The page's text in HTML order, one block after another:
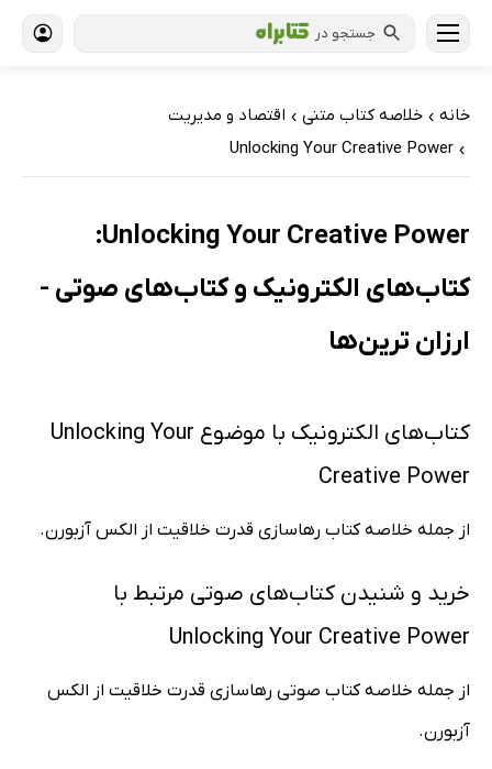
جستجو در
خانه › خلاصه کتاب متنی › اقتصاد و مدیریت
›
Unlocking Your Creative Power
Unlocking Your Creative Power:
کتاب‌های الکترونیک و کتاب‌های صوتی -
ارزان ترین‌ها
کتاب‌های الکترونیک با موضوع Unlocking Your
Creative Power
از جمله خلاصه کتاب رهاسازی قدرت خلاقیت از الکس آزبورن.
خرید و شنیدن کتاب‌های صوتی مرتبط با
Unlocking Your Creative Power
از جمله خلاصه کتاب صوتی رهاسازی قدرت خلاقیت از الکس
آزبورن.